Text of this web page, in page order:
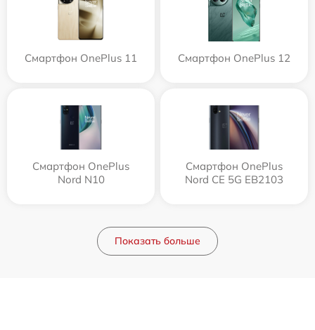
Смартфон OnePlus 11 Смартфон OnePlus 12
Смартфон OnePlus
Nord N10
Смартфон OnePlus
Nord CE 5G EB2103
Показать больше